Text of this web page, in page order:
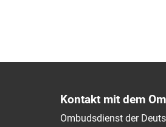
Kontakt mit dem
Ombudsdienst der